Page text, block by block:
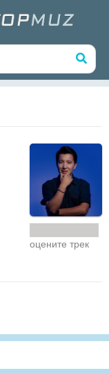
оцените трек